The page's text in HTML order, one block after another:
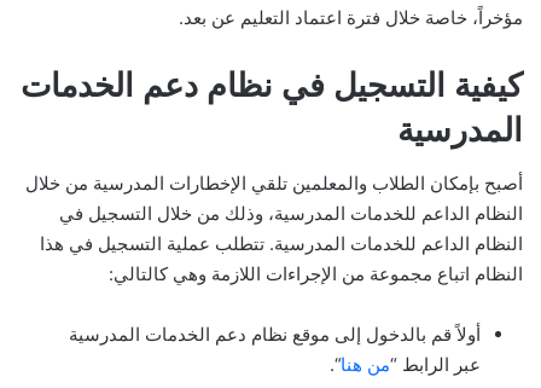
مؤخراً، خاصة خلال فترة اعتماد التعليم عن بعد.
كيفية التسجيل في نظام دعم الخدمات
المدرسية
أصبح بإمكان الطلاب والمعلمين تلقي الإخطارات المدرسية من خلال
النظام الداعم للخدمات المدرسية، وذلك من خلال التسجيل في
النظام الداعم للخدمات المدرسية. تتطلب عملية التسجيل في هذا
النظام اتباع مجموعة من الإجراءات اللازمة وهي كالتالي:
أولاً قم بالدخول إلى موقع نظام دعم الخدمات المدرسية
عبر الرابط “من هنا“.